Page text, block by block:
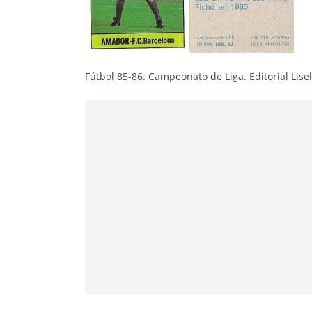
Fútbol 85-86. Campeonato de Liga. Editorial